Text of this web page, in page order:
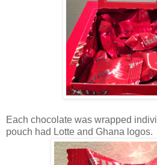
Each chocolate was wrapped
pouch had Lotte and Ghana logos.